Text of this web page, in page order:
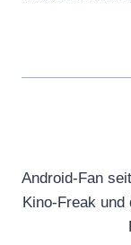
Android-Fan
Kino-Freak